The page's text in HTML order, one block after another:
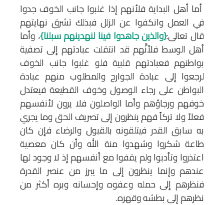
أما أهل البداية فلأنهم إذا غلبوا جانب الخوف جدوا
في العمل وانكفوا عن الزلل فبذلك تشرق نهايتهم
قال تعالى:{والذين جاهدوا فينا لنهدينهم سبلنا}، وأما
أهل الوسط فلأنَّهم قد انتقلت عبادتهم إلى تصفية
بواطنهم فعبادتهم قلبية فلو غلبوا جانب الخوف
لرجعوا إلى عبادة الجوارح والمطلوب منهم عبادة
البواطن على رجاء الوصول وخوف القطيعة فيعتدل
خوفهم ورجاؤهم وأما الواصلون فلا يرون لأنفسهم
فعلاً ولا تركاً فهم ينظرون إلى تصريف الحق وما يجري
به سابق القدر فيتلقونه بالقبول والرضاء فإن كان
طاعة شكروا وشهدوا منة الله وأن كان معصية
اعتذروا وتأدبوا ولم يقفوا مع أنفسهم إذ لا وجود لها
عندهم وإنما ينظرون إلى ما يبرز من عنصر القدرة
فنظرهم إلى حمله وعفوه وإحسانه وبره أكثر من
نظرهم إلى بطشه وقهره.